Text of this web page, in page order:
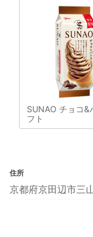
SUNAO チョコ&
フト
住所
京都府京田辺市三